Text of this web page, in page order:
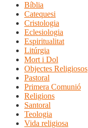
Bíblia
Catequesi
Cristologia
Eclesiologia
Espiritualitat
Litúrgia
Mort i Dol
Objectes Religiosos
Pastoral
Primera Comunió
Religions
Santoral
Teologia
Vida religiosa